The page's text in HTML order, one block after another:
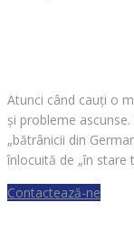
Atunci când cauți o
și probleme
„bătrânicii din
înlocuită de „în stare
Contactează-ne